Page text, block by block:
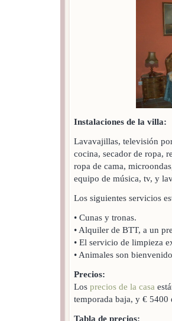
Instalaciones de la villa:
Lavavajillas, televisión
cocina, secador de ropa,
ropa de cama,
equipo de música, tv, y
Los siguientes servicios
• Cunas y tronas.
• Alquiler de BTT, a un
• El servicio de limpieza
• Animales son
Precios:
Los precios de la casa
temporada baja, y € 5400
Tabla de precios: